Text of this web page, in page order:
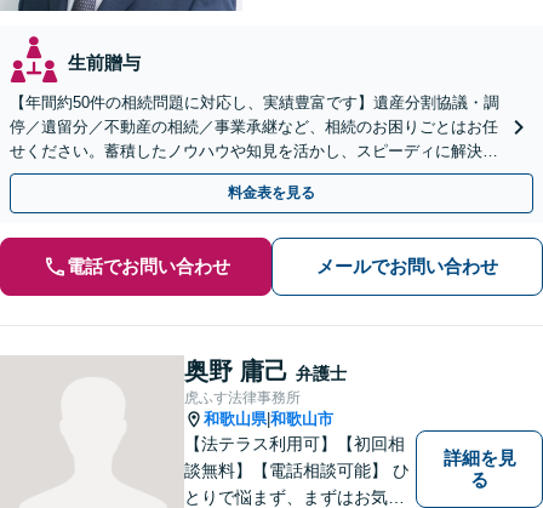
生前贈与
【年間約50件の相続問題に対応し、実績豊富です】遺産分割協議・調
停／遺留分／不動産の相続／事業承継など、相続のお困りごとはお任
せください。蓄積したノウハウや知見を活かし、スピーディに解決を
目指します【初回相談30分無料】【和歌山市駅５分】
料金表を見る
電話でお問い合わせ メールでお問い合わせ
奥野 庸己 弁護士
虎ふす法律事務所
和歌山県|和歌山市
【法テラス利用可】【初回相
談無料】【電話相談可能】 ひ
とりで悩まず、まずはお気軽
詳細を見
る